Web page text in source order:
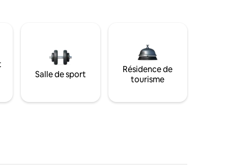
Salle de sport
Résidence de
tourisme